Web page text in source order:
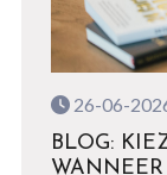
26-06-
BLOG: